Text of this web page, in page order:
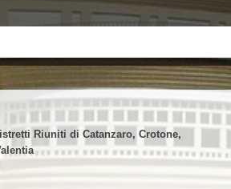
Riuniti di Catanzaro, Crotone,